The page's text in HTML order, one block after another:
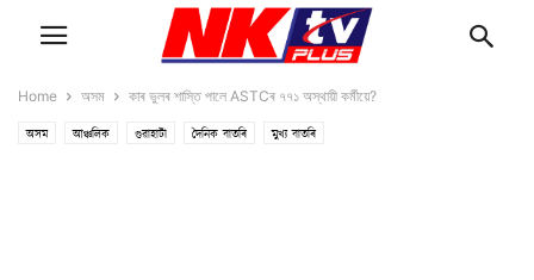
Home অসম কাৰ ভুলৰ শাস্তি পালে ASTCৰ ৭৭১ অস্থায়ী কৰ্মীয়ে?
অসম আঞ্চলিক গুৱাহাটী দৈনিক বাতৰি মুখ্য বাতৰি